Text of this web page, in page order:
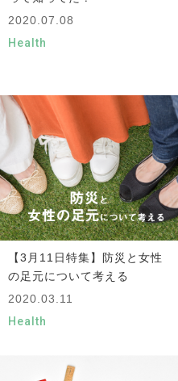
2020.07.08
Health
【3月11日特集】防災と女性
の足元について考える
2020.03.11
Health